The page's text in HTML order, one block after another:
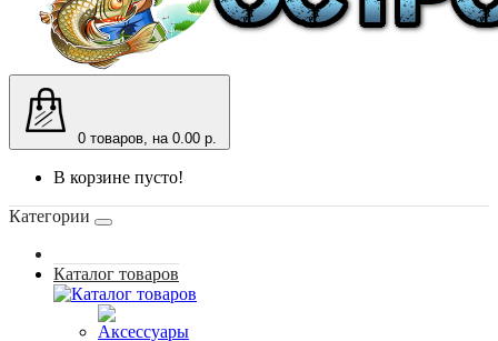
0 товаров, на 0.00 р.
В корзине пусто!
Категории
Каталог товаров